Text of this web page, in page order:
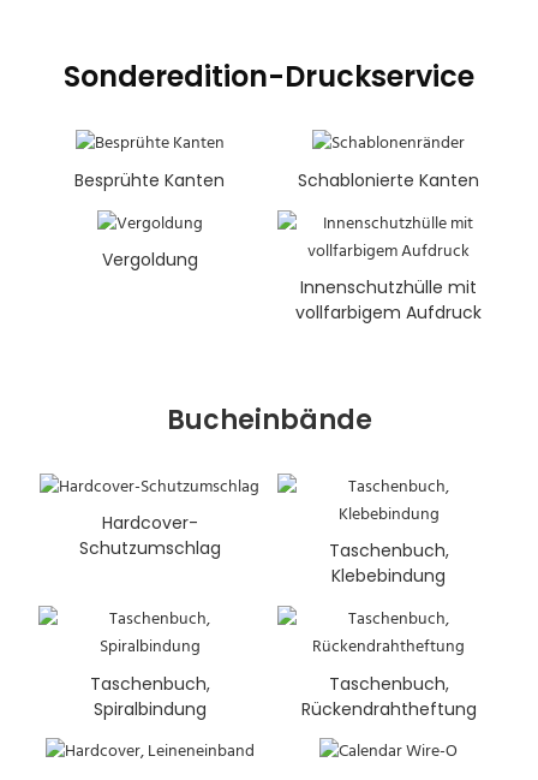
Sonderedition-Druckservice
Besprühte Kanten Schablonierte Kanten
Vergoldung
Innenschutzhülle mit
vollfarbigem Aufdruck
Bucheinbände
Hardcover-
Schutzumschlag
Taschenbuch,
Klebebindung
Taschenbuch,
Spiralbindung
Taschenbuch,
Rückendrahtheftung